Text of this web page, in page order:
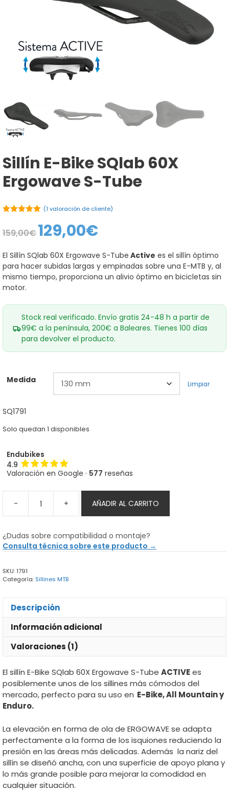
Sillín E-Bike SQlab 60X
Ergowave S-Tube
(1 valoración de cliente)
159,00€
El
precio
era:
159,00€.
129,00€El
precio
es:
129,00€.
El Sillín SQlab 60X Ergowave S-Tube Active es el sillín óptimo
para hacer subidas largas y empinadas sobre una E-MTB y, al
mismo tiempo, proporciona un alivio óptimo en bicicletas sin
motor.
Stock real verificado. Envío gratis 24-48 h a partir de
99€ a la península, 200€ a Baleares. Tienes 100 días
para devolver el producto.
Medida Limpiar
SQ1791
Solo quedan 1 disponibles
Endubikes
4.9
Valoración en Google · 577 reseñas
-
Sillín
E-
SQlab
60X
+ AÑADIR AL CARRITO
¿Dudas sobre compatibilidad o montaje?
Consulta técnica sobre este producto →
SKU:1791
Categoría: Sillines MTB
Descripción
Información adicional
Valoraciones (1)
El sillín E-Bike SQlab 60X Ergowave S-Tube ACTIVEes
posiblemente unos de los sillines más cómodos del
mercado, perfecto para su uso en E-Bike, All Mountain y
Enduro.
La elevación en forma de ola de ERGOWAVE se adapta
perfectamente a la forma de los isquiones reduciendo la
presión en las áreas más delicadas. Además la nariz del
sillín se diseñó ancha, con una superficie de apoyo plana y
lo más grande posible para mejorar la comodidad en
cualquier situación.